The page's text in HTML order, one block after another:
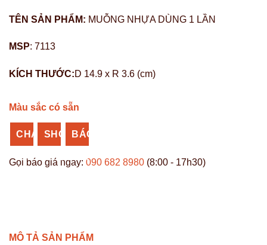
TÊN SẢN PHẨM: MUỖNG NHỰA DÙNG 1 LẦN
MSP: 7113
KÍCH THƯỚC:D 14.9 x R 3.6 (cm)
Màu sắc có sẵn
CHAT
ZALO
SHOPEE
NHỰA
BÁO
GIÁ
Gọi báo giá ngay: 090 682 8980 (8:00 - 17h30)
MÔ TẢ SẢN PHẨM